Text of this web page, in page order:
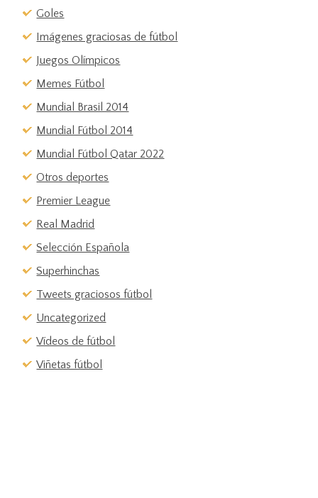
Goles
Imágenes graciosas de fútbol
Juegos Olímpicos
Memes Fútbol
Mundial Brasil 2014
Mundial Fútbol 2014
Mundial Fútbol Qatar 2022
Otros deportes
Premier League
Real Madrid
Selección Española
Superhinchas
Tweets graciosos fútbol
Uncategorized
Vídeos de fútbol
Viñetas fútbol